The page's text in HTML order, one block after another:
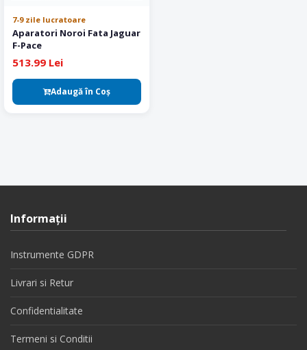
7-9 zile lucratoare
Aparatori Noroi Fata Jaguar
F-Pace
513.99 Lei
Adaugă în Coş
Informaţii
Instrumente GDPR
Livrari si Retur
Confidentialitate
Termeni si Conditii